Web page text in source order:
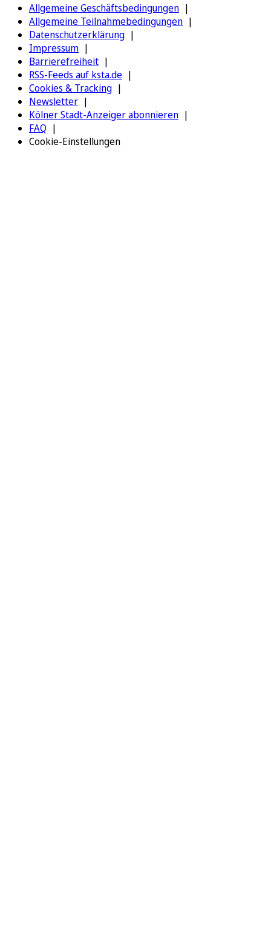
Allgemeine Geschäftsbedingungen
Allgemeine Teilnahmebedingungen
Datenschutzerklärung
Impressum
Barrierefreiheit
RSS-Feeds auf ksta.de
Cookies & Tracking
Newsletter
Kölner Stadt-Anzeiger abonnieren
FAQ
Cookie-Einstellungen